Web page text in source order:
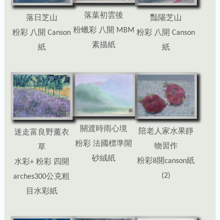
落日芝山
粉彩 八開 Canson
紙
落葉初雲後
粉蠟彩 八開 MBM
素描紙
豔陽芝山
粉彩 八開 Canson
紙
迷走富良野薰衣
草
水彩+ 粉彩 四開
arches300公克粗
目水彩紙
關渡時雨心境
粉彩 法國標準開
砂絨紙
陪老人家水果靜
物習作
粉彩8開canson紙
(2)